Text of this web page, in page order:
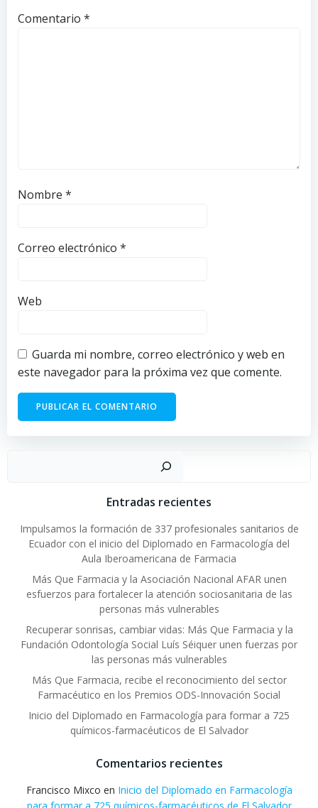
Comentario *
Nombre *
Correo electrónico *
Web
Guarda mi nombre, correo electrónico y web en
este navegador para la próxima vez que comente.
Buscar
Entradas recientes
Impulsamos la formación de 337 profesionales sanitarios de
Ecuador con el inicio del Diplomado en Farmacología del
Aula Iberoamericana de Farmacia
Más Que Farmacia y la Asociación Nacional AFAR unen
esfuerzos para fortalecer la atención sociosanitaria de las
personas más vulnerables
Recuperar sonrisas, cambiar vidas: Más Que Farmacia y la
Fundación Odontología Social Luís Séiquer unen fuerzas por
las personas más vulnerables
Más Que Farmacia, recibe el reconocimiento del sector
Farmacéutico en los Premios ODS-Innovación Social
Inicio del Diplomado en Farmacología para formar a 725
químicos-farmacéuticos de El Salvador
Comentarios recientes
Francisco Mixco en Inicio del Diplomado en Farmacología